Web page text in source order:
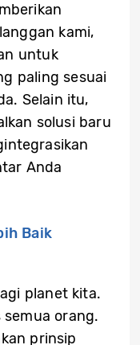
kami,
untuk
paling sesuai
Selain itu,
solusi baru
Anda
Baik
planet kita.
orang.
prinsip